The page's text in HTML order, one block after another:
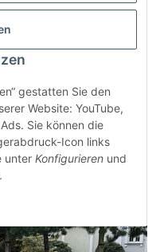
gestatten Sie den
Website: YouTube,
Sie können die
Icon links
unter Konfigurieren und
.